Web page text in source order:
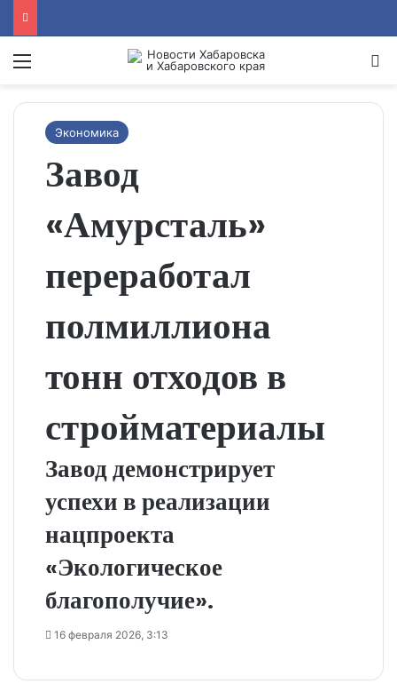
Menu
Экономика
Завод
«Амурсталь»
переработал
полмиллиона
тонн отходов в
стройматериалы
Завод демонстрирует
успехи в реализации
нацпроекта
«Экологическое
благополучие».
16 февраля 2026, 3:13